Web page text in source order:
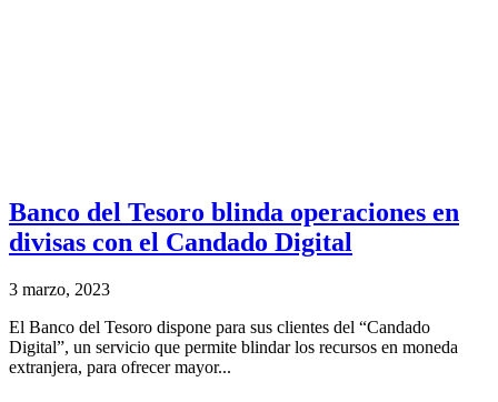
Banco del Tesoro blinda operaciones en
divisas con el Candado Digital
3 marzo, 2023
El Banco del Tesoro dispone para sus clientes del “Candado
Digital”, un servicio que permite blindar los recursos en moneda
extranjera, para ofrecer mayor...